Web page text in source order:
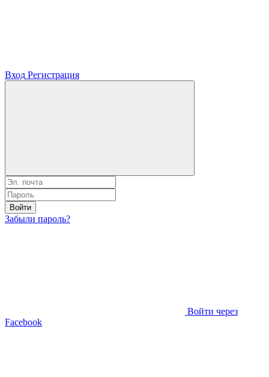
Вход Регистрация
Войти
Забыли пароль?
Войти через
Facebook